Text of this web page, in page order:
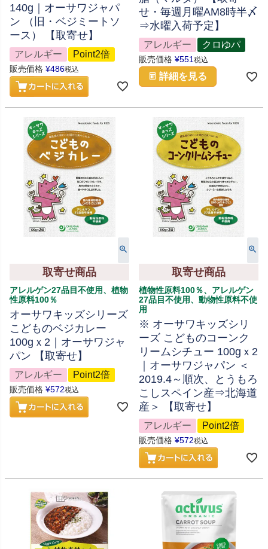
140g｜オーサワジャパ
ン （旧・ベジミートソ
ース） 【取寄せ】
アレルギー Point2倍
販売価格 ¥486税込
せ・毎週月曜AM8時半〆
⇒水曜入荷予定】
アレルギー クロゆパ
販売価格 ¥551 税込
詳細を見る
取寄せ商品
アレルゲン27品目不使用、植物
性原料100％
オーサワキッズシリーズ
こどものベジカレー
100gｘ2｜オーサワジャ
パン 【取寄せ】
アレルギー Point2倍
販売価格 ¥572税込
取寄せ商品
植物性原料100％、アレルゲン
27品目不使用、動物性原料不使
用
※ オーサワキッズシリ
ーズ こどものコーンク
リームシチュー 100gｘ2
｜オーサワジャパン ＜
2019.4～順次、とうもろ
こしスペイン産⇒北海道
産＞ 【取寄せ】
アレルギー Point2倍
販売価格 ¥572税込